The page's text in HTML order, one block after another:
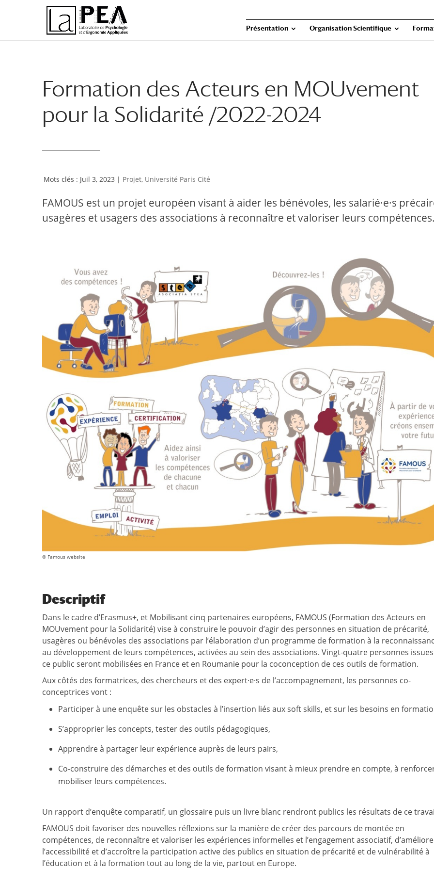
principal
navigation
Présentation Organisation Scientifique
Formation des Acteurs en MOUvement
pour la Solidarité /2022-2024
Juil 3, 2023 | Projet, Université Paris Cité
FAMOUS est un projet européen visant à aider les bénévoles, les salarié·e·s
usagères et usagers des associations à reconnaître et valoriser leurs
© Famous website
Descriptif
Dans le cadre d’Erasmus+, et Mobilisant cinq partenaires européens, FAMOUS (Formation des Acteurs en
MOUvement pour la Solidarité) vise à construire le pouvoir d’agir des personnes en situation de précarité,
usagères ou bénévoles des associations par l’élaboration d’un programme de formation à la
au développement de leurs compétences, activées au sein des associations. Vingt-quatre personnes
ce public seront mobilisées en France et en Roumanie pour la coconception de ces outils de formation.
Aux côtés des formatrices, des chercheurs et des expert·e·s de l’accompagnement, les personnes co-
conceptrices vont :
Participer à une enquête sur les obstacles à l’insertion liés aux soft skills, et sur les besoins en
S’approprier les concepts, tester des outils pédagogiques,
Apprendre à partager leur expérience auprès de leurs pairs,
Co-construire des démarches et des outils de formation visant à mieux prendre en compte, à
mobiliser leurs compétences.
Un rapport d’enquête comparatif, un glossaire puis un livre blanc rendront publics les résultats de ce
FAMOUS doit favoriser des nouvelles réflexions sur la manière de créer des parcours de montée en
compétences, de reconnaître et valoriser les expériences informelles et l’engagement associatif,
l’accessibilité et d’accroître la participation active des publics en situation de précarité et de vulnérabilité à
l’éducation et à la formation tout au long de la vie, partout en Europe.